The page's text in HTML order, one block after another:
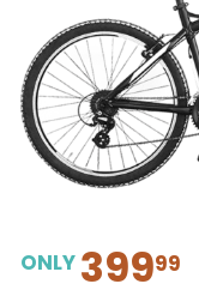
ONLY 39999